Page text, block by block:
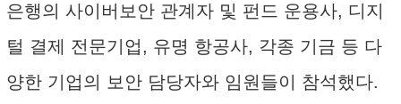
은행의 사이버보안 관계자 및 펀드 운용사, 디지
털 결제 전문기업, 유명 항공사, 각종 기금 등 다
양한 기업의 보안 담당자와 임원들이 참석했다.